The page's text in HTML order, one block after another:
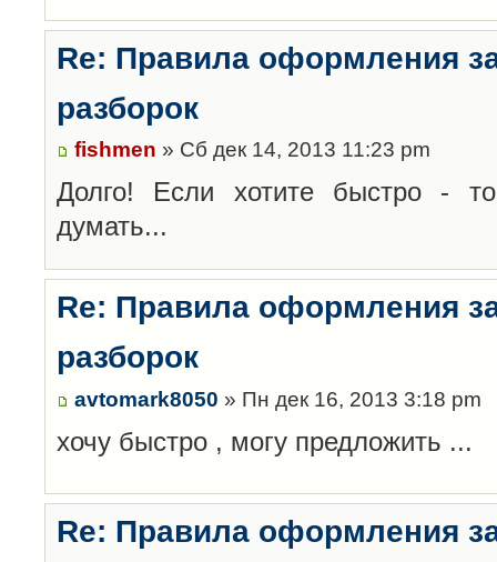
Re: Правила оформления
разборок
fishmen » Сб дек 14, 2013 11:23 pm
Долго! Если хотите быстро -
думать...
Re: Правила оформления
разборок
avtomark8050 » Пн дек 16, 2013 3:18 pm
хочу быстро , могу предложить ...
Re: Правила оформления